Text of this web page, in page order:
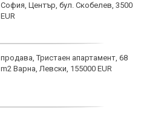
София, Център, бул. Скобелев, 3500
EUR
продава, Тристаен апартамент, 68
m2 Варна, Левски, 155000 EUR